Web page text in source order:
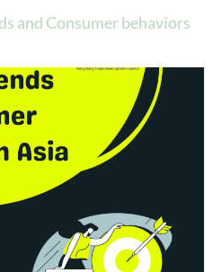
and Consumer behaviors